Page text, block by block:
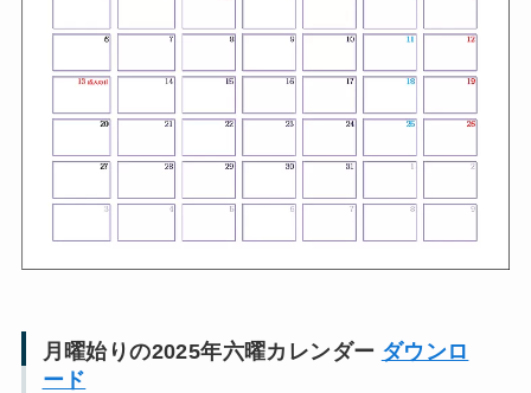
月曜始りの2025年六曜カレンダー ダウンロ
ード